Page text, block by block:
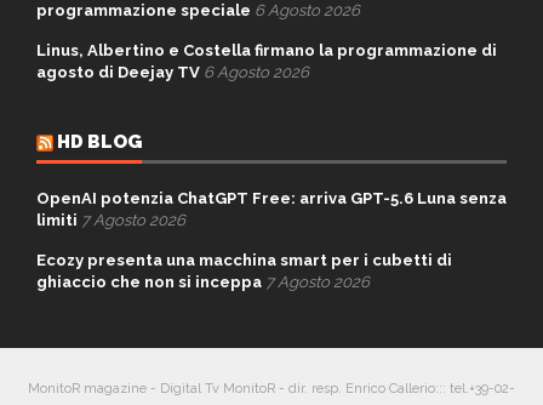
programmazione speciale 6 Agosto 2026
Linus, Albertino e Costella firmano la programmazione di
agosto di Deejay TV 6 Agosto 2026
HD BLOG
OpenAI potenzia ChatGPT Free: arriva GPT-5.6 Luna senza
limiti 7 Agosto 2026
Ecozy presenta una macchina smart per i cubetti di
ghiaccio che non si inceppa 7 Agosto 2026
MonitoR magazine - Digital Tv MonitoR - dir. resp. Enrico Callerio::: tel.+39-02-